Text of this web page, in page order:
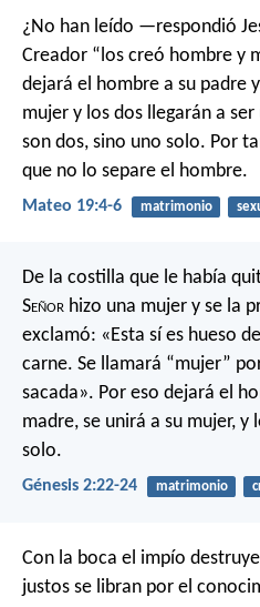
¿No han leído —respondió
Creador “los creó hombre y
dejará el hombre a su padre
mujer y los dos llegarán a
son dos, sino uno solo. Por
que no lo separe el hombre.
Mateo 19:4-6 matrimonio
De la costilla que le había
Señor hizo una mujer y se la
exclamó: «Esta sí es hueso
carne. Se llamará “mujer”
sacada». Por eso dejará el
madre, se unirá a su mujer, y
solo.
Génesis 2:22-24 matrimonio
Con la boca el impío
justos se libran por el